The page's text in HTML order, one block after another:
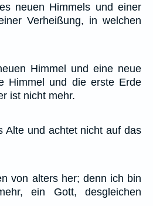
neuen Himmels und einer
Verheißung, in welchen
Himmel und eine neue
Himmel und die erste Erde
ist nicht mehr.
Alte und achtet nicht auf das
von alters her; denn ich bin
ein Gott, desgleichen